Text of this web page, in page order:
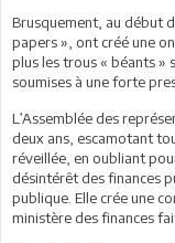
Brusquement, au début
papers », ont créé une
plus les trous « béants »
soumises à une forte
L’Assemblée des
deux ans, escamotant
réveillée, en oubliant
désintérêt des finances
publique. Elle crée une
ministère des finances